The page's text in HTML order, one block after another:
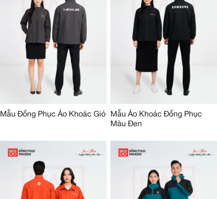
Mẫu Đồng Phục Áo Khoác Gió
Mẫu Áo Khoác Đồng Phục
Màu Đen